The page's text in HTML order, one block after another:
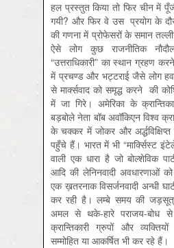
हल प्रस्तुत किया तो फिर चीन में
गयी? और फिर वे उस प्रयोग के
की गणना में प्रोफेसरों के समान
ऐसे लोग कुछ राजनीतिक
“उत्तराधिकारी” का स्थान ग्रहण
में प्रचण्ड और भट्टराई जैसे लोग
से मार्क्सवाद को समृद्ध करने की
में जा गिरे। अमेरिका के
बड़बोले नेता बॉब अवॉकिएन विश्व
के चक्कर में जोकर और
पहुँचे हैं। भारत में भी “मार्क्सिस्ट
वाली एक धारा है जो बोल्शेविक
आदि की लेनिनवादी अवधारणाओं
एक ख़तरनाक विसर्जनवादी अन्धी
कर रही है। लम्बे समय की
अमल से थके-हारे पराजय-बोध
क्रान्तिकारी ग्रुपों और
सम्मोहित या आकर्षित भी कर रहे हैं।